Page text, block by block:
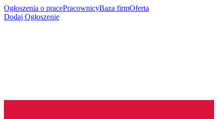
Ogłoszenia o pracęPracownicyBaza firmOferta
Dodaj Ogłoszenie